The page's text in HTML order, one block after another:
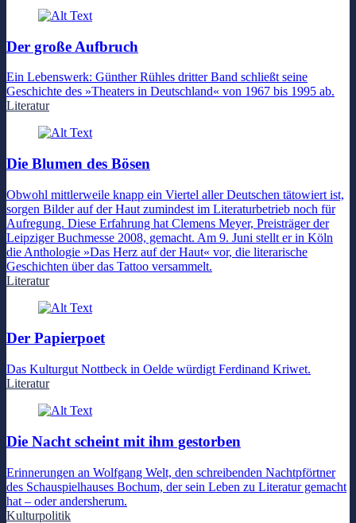
Der große Aufbruch
Ein Lebenswerk: Günther Rühles dritter Band schließt seine
Geschichte des »Theaters in Deutschland« von 1967 bis 1995 ab.
Literatur
Die Blumen des Bösen
Obwohl mittlerweile knapp ein Viertel aller Deutschen tätowiert ist,
sorgen Bilder auf der Haut zumindest im Literaturbetrieb noch für
Aufregung. Diese Erfahrung hat Clemens Meyer, Preisträger der
Leipziger Buchmesse 2008, gemacht. Am 9. Juni stellt er in Köln
die Anthologie »Das Herz auf der Haut« vor, die literarische
Geschichten über das Tattoo versammelt.
Literatur
Der Papierpoet
Das Kulturgut Nottbeck in Oelde würdigt Ferdinand Kriwet.
Literatur
Die Nacht scheint mit ihm gestorben
Erinnerungen an Wolfgang Welt, den schreibenden Nachtpförtner
des Schauspielhauses Bochum, der sein Leben zu Literatur gemacht
hat – oder andersherum.
Kulturpolitik